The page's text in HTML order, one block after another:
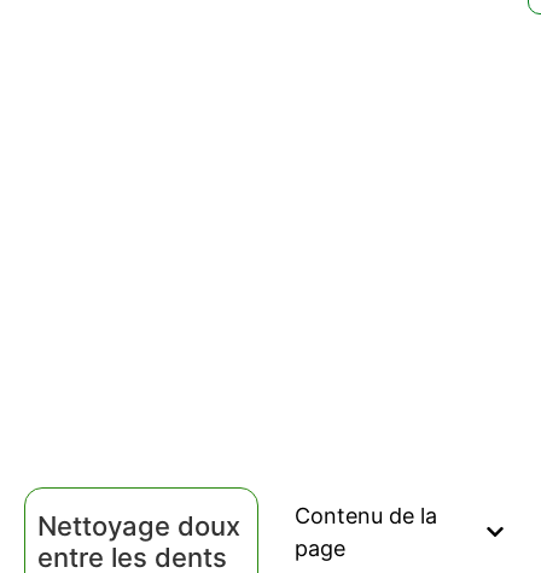
Nettoyage doux
entre les dents
Contenu de la
page